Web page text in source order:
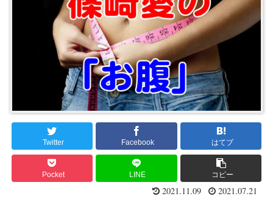
Twitter Facebook はてブ
Pocket LINE コピー
2021.11.09 2021.07.21